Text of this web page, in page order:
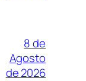
8 de
Agosto
de 2026